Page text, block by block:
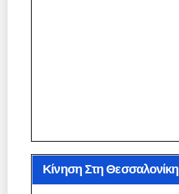
Κίνηση Στη Θεσσαλονίκη